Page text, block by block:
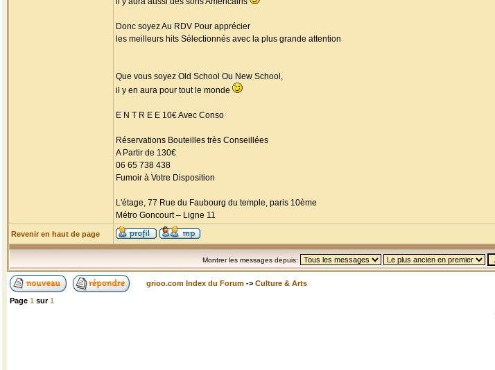
Donc soyez Au RDV Pour apprécier
les meilleurs hits Sélectionnés avec la plus grande attention
Que vous soyez Old School Ou New School,
il y en aura pour tout le monde
E N T R E E 10€ Avec Conso
Réservations Bouteilles très Conseillées
A Partir de 130€
06 65 738 438
Fumoir à Votre Disposition
L'étage, 77 Rue du Faubourg du temple, paris 10ème
Métro Goncourt – Ligne 11
Revenir en haut de page
Montrer les messages depuis:
grioo.com Index du Forum -> Culture & Arts
Page 1 sur1